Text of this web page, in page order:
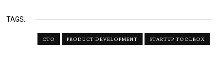
TAGS:
CTO PRODUCT DEVELOPMENT STARTUP TOOLBOX